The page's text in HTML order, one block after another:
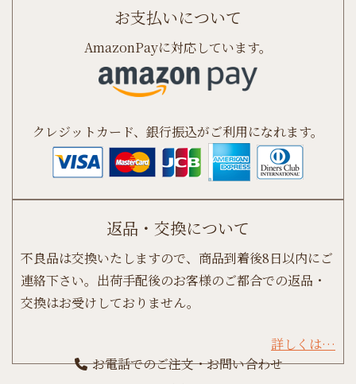
お支払いについて
AmazonPayに対応しています。
クレジットカード、銀行振込がご利用になれます。
返品・交換について
不良品は交換いたしますので、商品到着後8日以内にご
連絡下さい。出荷手配後のお客様のご都合での返品・
交換はお受けしておりません。
詳しくは…
お電話でのご注文・お問い合わせ